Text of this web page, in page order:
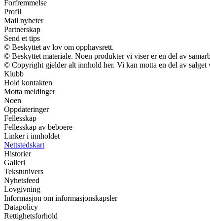
Forfremmelse
Profil
Mail nyheter
Partnerskap
Send et tips
© Beskyttet av lov om opphavsrett.
© Beskyttet materiale. Noen produkter vi viser er en del av
© Copyright gjelder alt innhold her. Vi kan motta en del av
Klubb
Hold kontakten
Motta meldinger
Noen
Oppdateringer
Fellesskap
Fellesskap av beboere
Linker i innholdet
Nettstedskart
Historier
Galleri
Tekstunivers
Nyhetsfeed
Lovgivning
Informasjon om informasjonskapsler
Datapolicy
Rettighetsforhold